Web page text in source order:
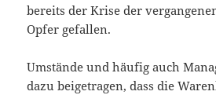
bereits der Krise der
Opfer gefallen.
Umstände und häufig auch
dazu beigetragen, dass die